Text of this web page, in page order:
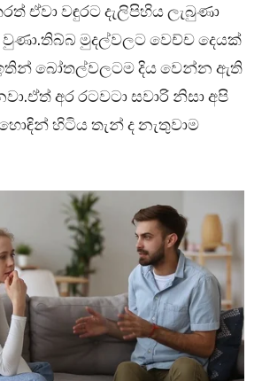
ඒවා වඳුරට දැලිපිහිය ලැබුණා
මුදල්වලට වෙච්ච දෙයක්
ඉතින් බෝතල්වලටම දිය වෙන්න ඇති
අර රටවටා සවාරි නිසා අපි
හිටිය තැන් ද නැතුවාම